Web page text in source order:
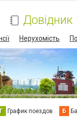
Довідник
Нерухомість
Г График поездов Б